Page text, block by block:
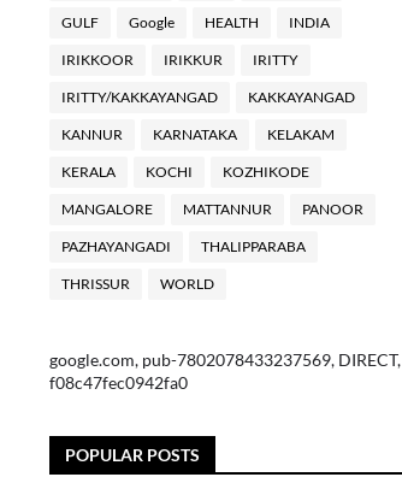
GULF Google HEALTH INDIA
IRIKKOOR IRIKKUR IRITTY
IRITTY/KAKKAYANGAD KAKKAYANGAD
KANNUR KARNATAKA KELAKAM
KERALA KOCHI KOZHIKODE
MANGALORE MATTANNUR PANOOR
PAZHAYANGADI THALIPPARABA
THRISSUR WORLD
google.com, pub-7802078433237569, DIRECT,
f08c47fec0942fa0
POPULAR POSTS